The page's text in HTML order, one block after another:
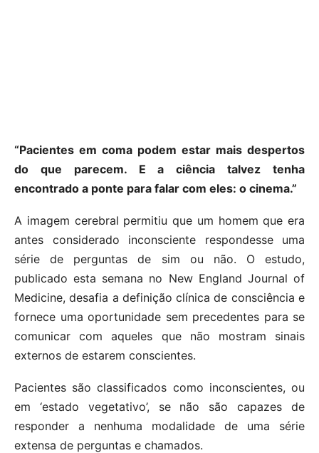
“Pacientes em coma podem estar mais despertos
do que parecem. E a ciência talvez tenha
encontrado a ponte para falar com eles: o cinema.”
A imagem cerebral permitiu que um homem que era
antes considerado inconsciente respondesse uma
série de perguntas de sim ou não. O estudo,
publicado esta semana no New England Journal of
Medicine, desafia a definição clínica de consciência e
fornece uma oportunidade sem precedentes para se
comunicar com aqueles que não mostram sinais
externos de estarem conscientes.
Pacientes são classificados como inconscientes, ou
em ‘estado vegetativo’, se não são capazes de
responder a nenhuma modalidade de uma série
extensa de perguntas e chamados.